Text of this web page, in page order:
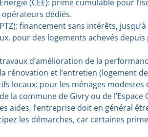
(CEE): prime cumulable pour
dédiés.
financement sans intérêts,
pour des logements achevés
d’amélioration de la
rénovation et l’entretien (logement
locaux: pour les ménages
la commune de Givry ou de l’Espace
aides, l’entreprise doit en général
les démarches, car certaines